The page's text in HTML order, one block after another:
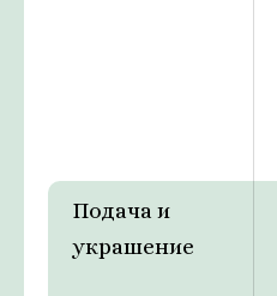
Подача и
украшение